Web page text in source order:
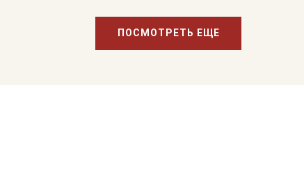
ПОСМОТРЕТЬ ЕЩЕ